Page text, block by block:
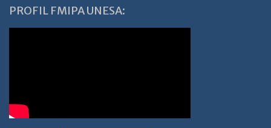
PROFIL FMIPA UNESA: